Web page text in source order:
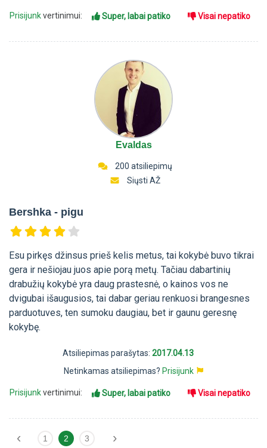
Prisijunkvertinimui: Super, labai patiko Visai nepatiko
Evaldas
200 atsiliepimų
Siųsti AŽ
Bershka - pigu
Esu pirkęs džinsus prieš kelis metus, tai kokybė buvo tikrai
gera ir nešiojau juos apie porą metų. Tačiau dabartinių
drabužių kokybė yra daug prastesnė, o kainos vos ne
dvigubai išaugusios, tai dabar geriau renkuosi brangesnes
parduotuves, ten sumoku daugiau, bet ir gaunu geresnę
kokybę.
Atsiliepimas parašytas: 2017.04.13
Netinkamas atsiliepimas? Prisijunk
Prisijunkvertinimui: Super, labai patiko Visai nepatiko
‹ 1 2 3 ›